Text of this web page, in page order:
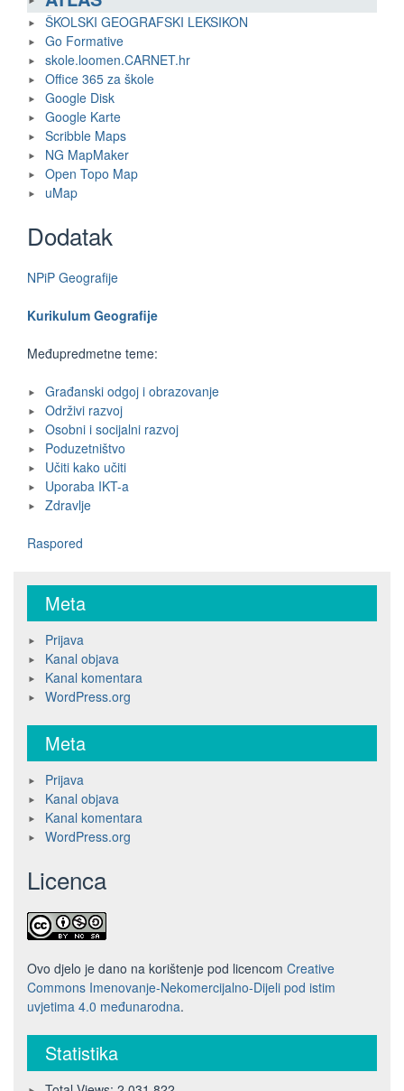
ŠKOLSKI GEOGRAFSKI LEKSIKON
Go Formative
skole.loomen.CARNET.hr
Office 365 za škole
Google Disk
Google Karte
Scribble Maps
NG MapMaker
Open Topo Map
uMap
Dodatak
NPiP Geografije
Kurikulum Geografije
Međupredmetne teme:
Građanski odgoj i obrazovanje
Održivi razvoj
Osobni i socijalni razvoj
Poduzetništvo
Učiti kako učiti
Uporaba IKT-a
Zdravlje
Raspored
Meta
Prijava
Kanal objava
Kanal komentara
WordPress.org
Meta
Prijava
Kanal objava
Kanal komentara
WordPress.org
Licenca
Ovo djelo je dano na korištenje pod licencom Creative
Commons Imenovanje-Nekomercijalno-Dijeli pod istim
uvjetima 4.0 međunarodna.
Statistika